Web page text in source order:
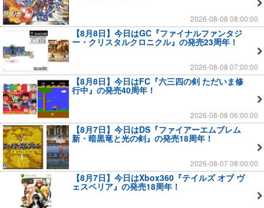
2026-08-08 08:00:00
【8月8日】今日はGC『ファイナルファンタジ
ー・クリスタルクロニクル』の発売23周年！
2026-08-08 07:00:00
【8月8日】今日はFC『六三四の剣 ただいま修
行中』の発売40周年！
2026-08-08 06:00:00
【8月7日】今日はDS『ファイアーエムブレム
新・暗黒竜と光の剣』の発売18周年！
2026-08-07 08:00:00
【8月7日】今日はXbox360『テイルズ オブ ヴ
ェスペリア』の発売18周年！